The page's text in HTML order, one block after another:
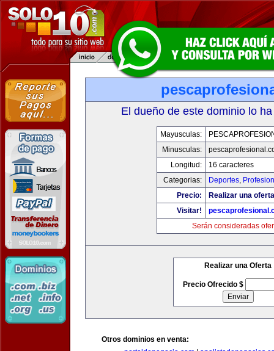
El dueño de este dominio lo
Mayusculas:
Minusculas:
Longitud:
16 caracteres
Categorias:
Deportes,
Precio:
Realizar una
Visitar!
Serán consideradas
Realizar una Oferta
Precio Ofrecido $
Otros dominios en venta: